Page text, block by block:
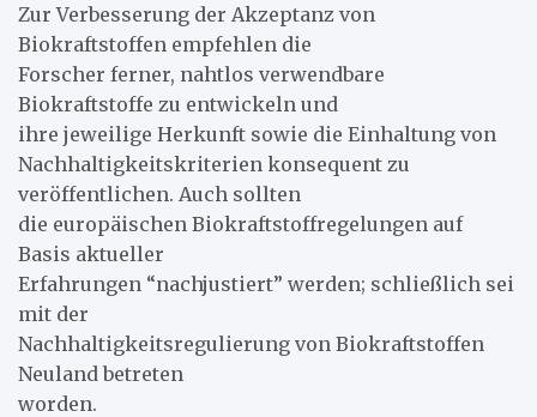
Zur Verbesserung der Akzeptanz von
Biokraftstoffen empfehlen die
Forscher ferner, nahtlos verwendbare
Biokraftstoffe zu entwickeln und
ihre jeweilige Herkunft sowie die Einhaltung von
Nachhaltigkeitskriterien konsequent zu
veröffentlichen. Auch sollten
die europäischen Biokraftstoffregelungen auf
Basis aktueller
Erfahrungen “nachjustiert” werden; schließlich sei
mit der
Nachhaltigkeitsregulierung von Biokraftstoffen
Neuland betreten
worden.